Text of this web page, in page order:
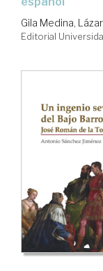
Gila Medina,
Editorial